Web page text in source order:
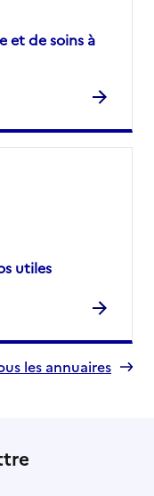
et de soins à
utiles
les annuaires